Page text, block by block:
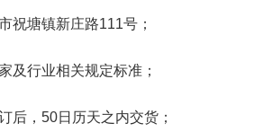
祝塘镇新庄路111号；
及行业相关规定标准；
后，50日历天之内交货；